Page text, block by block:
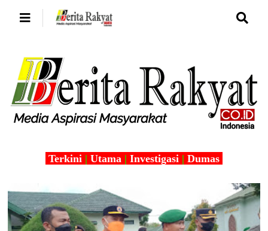
Terkini | Utama | Investigasi | Dumas